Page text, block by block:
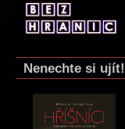
Nenechte si ujít!